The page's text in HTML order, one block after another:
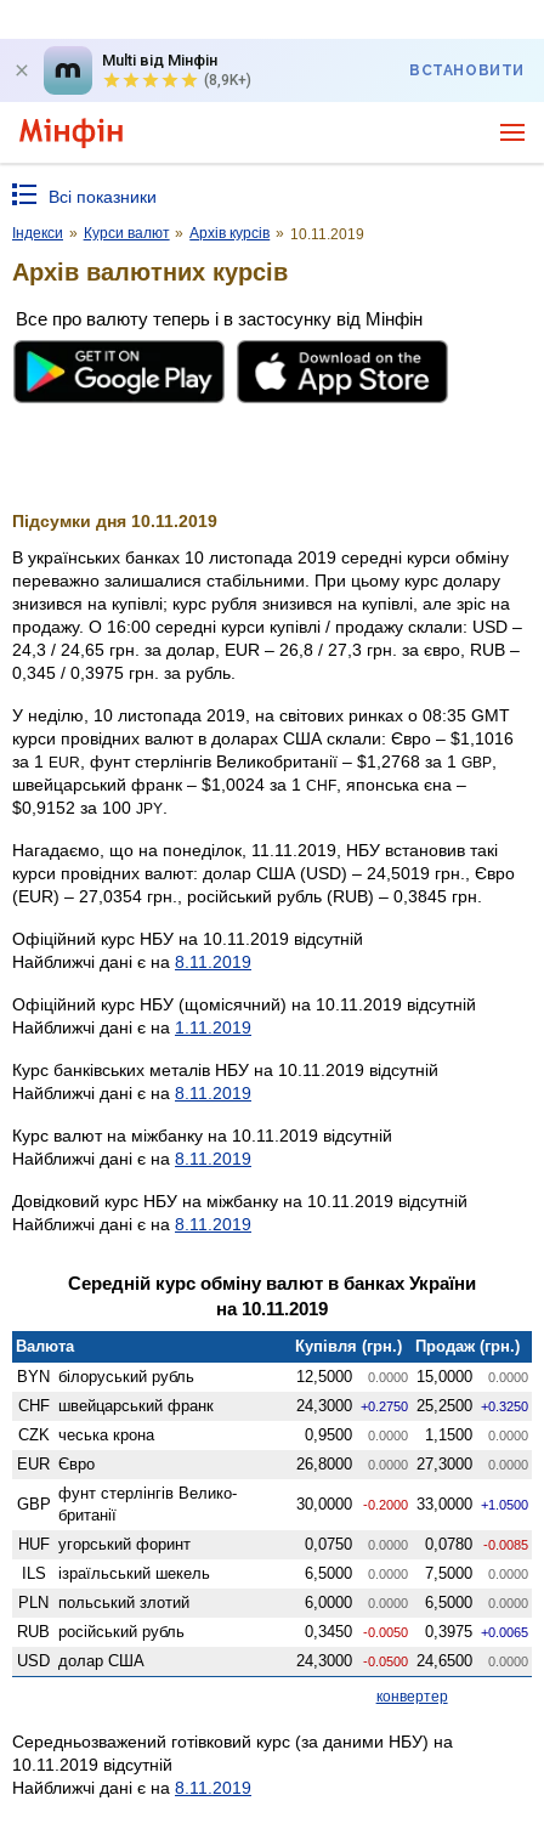
Multi від Мінфін
(8,9K+)
ВСТАНОВИТИ
Всі показники
Індекси » Курси валют » Архів курсів » 10.11.2019
Архів валютних курсів
Все про валюту теперь і в застосунку від Мінфін
Підсумки дня 10.11.2019
В українських банках 10 листопада 2019 середні курси обміну
переважно залишалися стабільними. При цьому курс долару
знизився на купівлі; курс рубля знизився на купівлі, але зріс на
продажу. О 16:00 середні курси купівлі / продажу склали: USD –
24,3 / 24,65 грн. за долар, EUR – 26,8 / 27,3 грн. за євро, RUB –
0,345 / 0,3975 грн. за рубль.
У неділю, 10 листопада 2019, на світових ринках о 08:35 GMT
курси провідних валют в доларах США склали: Євро – $1,1016
за 1 EUR , фунт стерлінгів Велико­британії – $1,2768 за 1 GBP
швейцарський франк – $1,0024 за 1 CHF , японська єна –
$0,9152 за 100 JPY
Нагадаємо, що на понеділок, 11.11.2019, НБУ встановив такі
курси провідних валют: долар США (USD) – 24,5019 грн., Євро
(EUR) – 27,0354 грн., російський рубль (RUB) – 0,3845 грн.
Офіційний курс НБУ на 10.11.2019 відсутній
Найближчі дані є на 8.11.2019
Офіційний курс НБУ (щомісячний) на 10.11.2019 відсутній
Найближчі дані є на 1.11.2019
Курс банківських металів НБУ на 10.11.2019 відсутній
Найближчі дані є на 8.11.2019
Курс валют на міжбанку на 10.11.2019 відсутній
Найближчі дані є на 8.11.2019
Довідковий курс НБУ на міжбанку на 10.11.2019 відсутній
Найближчі дані є на 8.11.2019
Середній курс обміну валют в банках України
на 10.11.2019
Валюта Купівля (грн.)
Продаж (грн.)
BYN білоруський рубль 12,5000 0.0000 15,0000 0.0000
CHF швейцарський франк 24,3000 +0.2750 25,2500 +0.3250
CZK чеська крона 0,9500 0.0000 1,1500 0.0000
EUR Євро 26,8000 0.0000 27,3000 0.0000
GBP
фунт стерлінгів Велико­
британії
30,0000 -0.2000 33,0000 +1.0500
HUF угорський форинт 0,0750 0.0000 0,0780 -0.0085
ILS ізраїльський шекель 6,5000 0.0000 7,5000 0.0000
PLN польський злотий 6,0000 0.0000 6,5000 0.0000
RUB російський рубль 0,3450 -0.0050 0,3975 +0.0065
USD долар США 24,3000 -0.0500 24,6500 0.0000
конвертер
Середньозважений готівковий курс (за даними НБУ) на
10.11.2019 відсутній
Найближчі дані є на 8.11.2019